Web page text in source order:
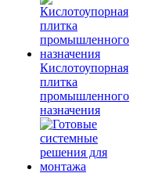
Кислотоупорная
плитка
промышленного
назначения